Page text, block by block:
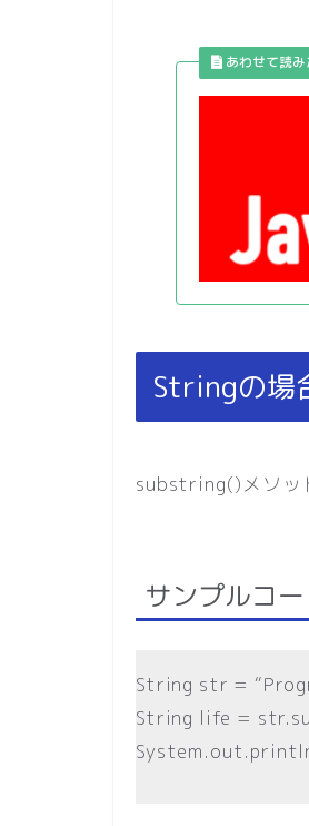
Stringの場
substring()メソッ
サンプルコ
String str =
String life =